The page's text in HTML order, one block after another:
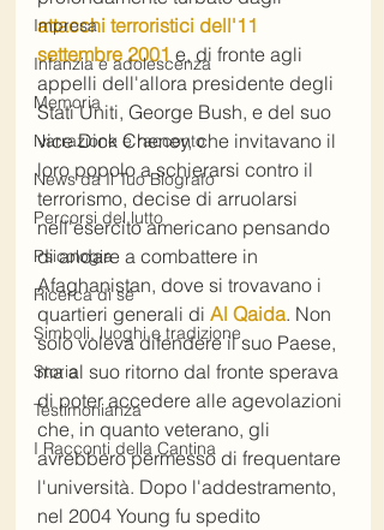
Impresa
Infanzia e adolescenza
Memoria
Narrazione e racconto
News da Il Tuo Biografo
Percorsi del lutto
Psicologia
Ricerca di sé
Simboli, luoghi e tradizione
Storia
Testimonianza
I Racconti della Cantina
attacchi terroristici dell'11
settembre 2001 e, di fronte agli
appelli dell'allora presidente degli
Stati Uniti, George Bush, e del suo
vice Dick Cheney, che invitavano il
loro popolo a schierarsi contro il
terrorismo, decise di arruolarsi
nell'esercito americano pensando
di andare a combattere in
Afaghanistan, dove si trovavano i
quartieri generali di Al Qaida. Non
solo voleva difendere il suo Paese,
ma al suo ritorno dal fronte sperava
di poter accedere alle agevolazioni
che, in quanto veterano, gli
avrebbero permesso di frequentare
l'università. Dopo l'addestramento,
nel 2004 Young fu spedito